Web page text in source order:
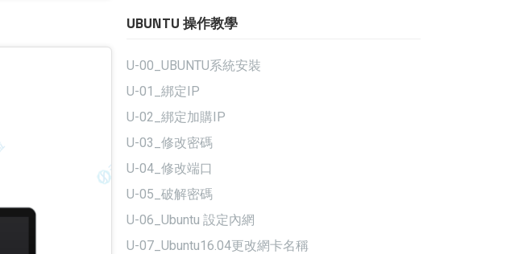
UBUNTU 操作教學
U-00_UBUNTU系統安裝
U-01_綁定IP
U-02_綁定加購IP
U-03_修改密碼
U-04_修改端口
U-05_破解密碼
U-06_Ubuntu 設定內網
U-07_Ubuntu16.04更改網卡名稱